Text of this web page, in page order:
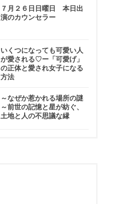
７月２６日日曜日 本日出
演のカウンセラー
いくつになっても可愛い人
が愛される♡ー「可愛げ」
の正体と愛され女子になる
方法
～なぜか惹かれる場所の謎
～前世の記憶と星が紡ぐ、
土地と人の不思議な縁